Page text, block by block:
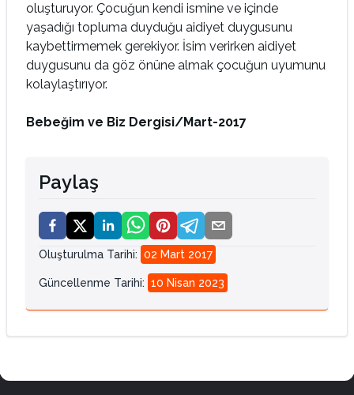
oluşturuyor. Çocuğun kendi ismine ve içinde
yaşadığı topluma duyduğu aidiyet duygusunu
kaybettirmemek gerekiyor. İsim verirken aidiyet
duygusunu da göz önüne almak çocuğun uyumunu
kolaylaştırıyor.
Bebeğim ve Biz Dergisi/Mart-2017
Paylaş
Oluşturulma Tarihi: 02 Mart 2017
Güncellenme Tarihi: 10 Nisan 2023